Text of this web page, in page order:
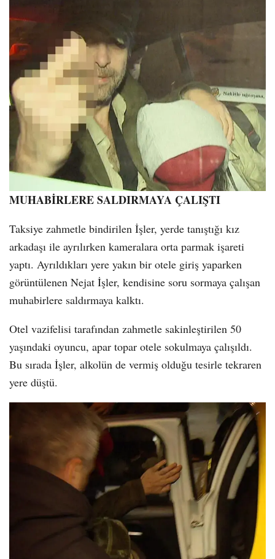
MUHABİRLERE SALDIRMAYA ÇALIŞTI
Taksiye zahmetle bindirilen İşler, yerde tanıştığı kız
arkadaşı ile ayrılırken kameralara orta parmak işareti
yaptı. Ayrıldıkları yere yakın bir otele giriş yaparken
görüntülenen Nejat İşler, kendisine soru sormaya çalışan
muhabirlere saldırmaya kalktı.
Otel vazifelisi tarafından zahmetle sakinleştirilen 50
yaşındaki oyuncu, apar topar otele sokulmaya çalışıldı.
Bu sırada İşler, alkolün de vermiş olduğu tesirle tekraren
yere düştü.